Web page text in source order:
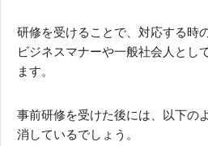
研修を受けることで、対応する時
ビジネスマナーや一般社会人とし
ます。
事前研修を受けた後には、以下の
消しているでしょう。